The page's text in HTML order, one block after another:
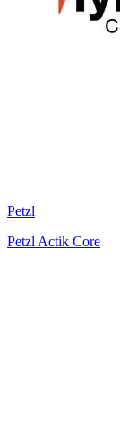
Petzl
Petzl Actik Core